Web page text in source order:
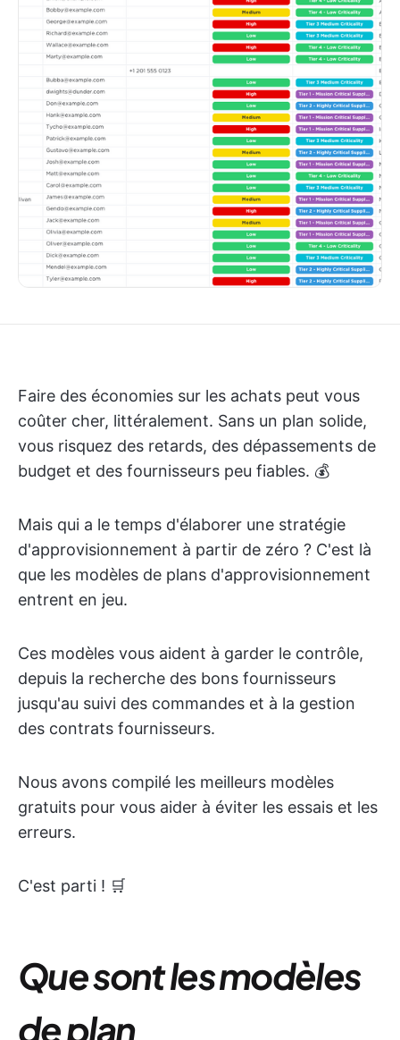
Faire des économies sur les achats peut vous
coûter cher, littéralement. Sans un plan solide,
vous risquez des retards, des dépassements de
budget et des fournisseurs peu fiables. 💰
Mais qui a le temps d'élaborer une stratégie
d'approvisionnement à partir de zéro ? C'est là
que les modèles de plans d'approvisionnement
entrent en jeu.
Ces modèles vous aident à garder le contrôle,
depuis la recherche des bons fournisseurs
jusqu'au suivi des commandes et à la gestion
des contrats fournisseurs.
Nous avons compilé les meilleurs modèles
gratuits pour vous aider à éviter les essais et les
erreurs.
C'est parti ! 🛒
Que sont les modèles
de plan